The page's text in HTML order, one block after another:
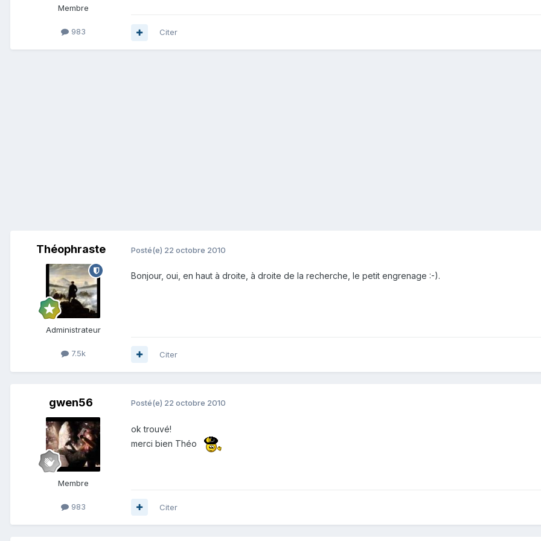
Membre
983 Citer
Théophraste
Administrateur
7.5k
Posté(e) 22 octobre 2010
Bonjour, oui, en haut à droite, à droite de la recherche, le petit engrenage :-).
Citer
gwen56
Membre
983
Posté(e) 22 octobre 2010
ok trouvé!
merci bien Théo
Citer